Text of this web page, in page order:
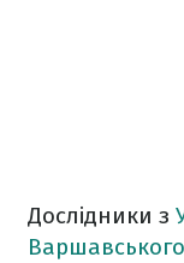
Дослідники з